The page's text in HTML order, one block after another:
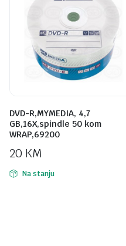
DVD-R,MYMEDIA, 4,7
GB,16X,spindle 50 kom
WRAP,69200
20 KM
Na stanju